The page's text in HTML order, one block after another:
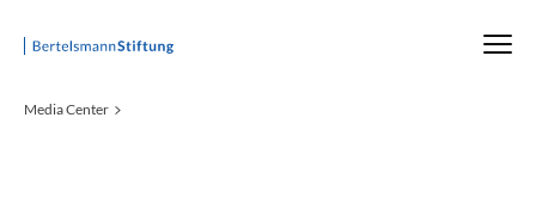
Startseite
Media Center